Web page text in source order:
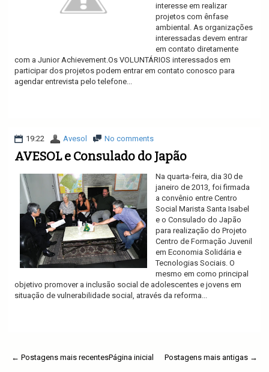
interesse em realizar
projetos com ênfase
ambiental. As organizações
interessadas devem entrar
em contato diretamente
com a Junior Achievement.Os VOLUNTÁRIOS interessados em
participar dos projetos podem entrar em contato conosco para
agendar entrevista pelo telefone...
19:22 Avesol No comments
AVESOL e Consulado do Japão
Na quarta-feira, dia 30 de
janeiro de 2013, foi firmada
a convênio entre Centro
Social Marista Santa Isabel
e o Consulado do Japão
para realização do Projeto
Centro de Formação Juvenil
em Economia Solidária e
Tecnologias Sociais. O
mesmo em como principal
objetivo promover a inclusão social de adolescentes e jovens em
situação de vulnerabilidade social, através da reforma...
← Postagens mais recentes Postagens mais antigas →
Página inicial